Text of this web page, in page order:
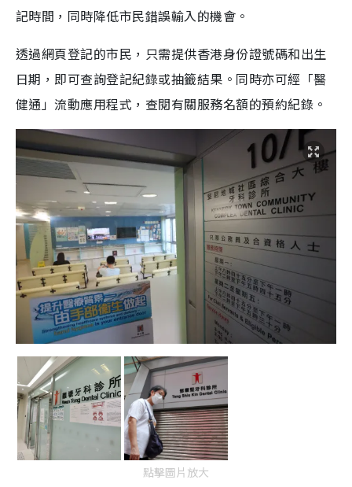
記時間，同時降低市民錯誤輸入的機會。
透過網頁登記的市民，只需提供香港身份證號碼和出生
日期，即可查詢登記紀錄或抽籤結果。同時亦可經「醫
健通」流動應用程式，查閱有關服務名額的預約紀錄。
點擊圖片放大